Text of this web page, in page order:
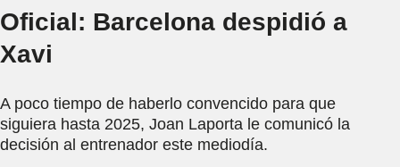
Oficial: Barcelona despidió a
Xavi
A poco tiempo de haberlo convencido para que
siguiera hasta 2025, Joan Laporta le comunicó la
decisión al entrenador este mediodía.